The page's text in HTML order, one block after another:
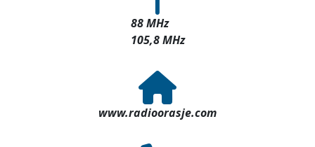
88 MHz
105,8 MHz
www.radioorasje.com